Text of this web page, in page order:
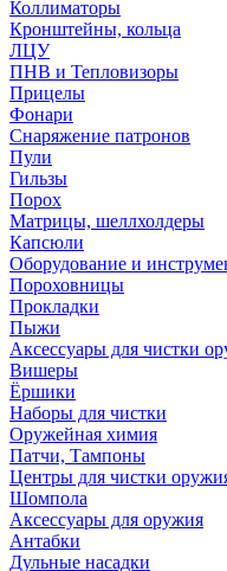
Коллиматоры
Кронштейны, кольца
ЛЦУ
ПНВ и Тепловизоры
Прицелы
Фонари
Снаряжение патронов
Пули
Гильзы
Порох
Матрицы, шеллхолдеры
Капсюли
Оборудование и
Пороховницы
Прокладки
Пыжи
Аксессуары для чистки
Вишеры
Ёршики
Наборы для чистки
Оружейная химия
Патчи, Тампоны
Центры для чистки
Шомпола
Аксессуары для оружия
Антабки
Дульные насадки